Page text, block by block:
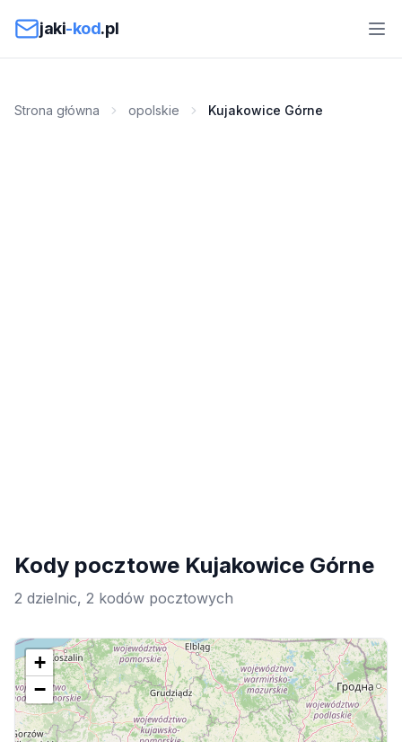
jaki-kod.pl
Strona główna opolskie Kujakowice Górne
Kody pocztowe Kujakowice Górne
2 dzielnic, 2 kodów pocztowych
+
−